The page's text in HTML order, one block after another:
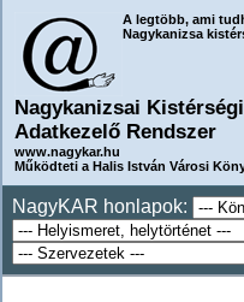
A legtöbb, ami
Nagykanizsa
Nagykanizsai Kistérségi
Adatkezelő Rendszer
www.nagykar.hu
Működteti a Halis István Városi
NagyKAR honlapok: